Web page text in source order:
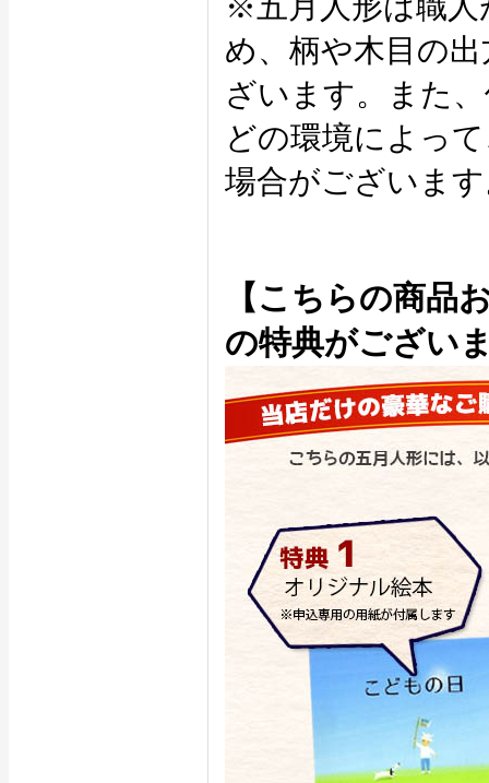
め、柄や木目の
ざいます。また
どの環境によっ
場合がございま
【こちらの商品
の特典がござい